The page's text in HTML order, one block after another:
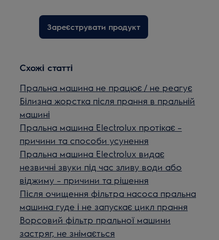
Зареєструвати продукт
Схожі статті
Пральна машина не працює / не реагує
Білизна жорстка після прання в пральній
машині
Пральна машина Electrolux протікає –
причини та способи усунення
Пральна машина Electrolux видає
незвичні звуки під час зливу води або
віджиму – причини та рішення
Після очищення фільтра насоса пральна
машина гуде і не запускає цикл прання
Ворсовий фільтр пральної машини
застряг, не знімається